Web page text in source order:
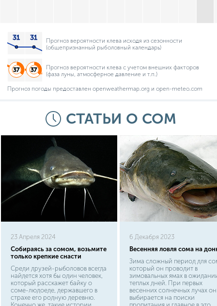
Прогноз вероятности клева исходя из сезонности
(общепризнанный рыболовный календарь)
Прогноз вероятности клева с учетом внешних факторов
(фаза луны, атмосферное давление и т.п.)
Прогноз погоды предоставлен openweathermap.org и open-meteo.com
СТАТЬИ О СОМ
23 Апреля 2024
Собираясь за сомом, возьмите
только крепкие снасти
Среди друзей-рыболовов всегда
найдется хотя бы один человек,
который расскажет байку о
соме-людоеде, державшего в
страхе его родную деревню.
6 Декабря 2023
Весенняя ловля сома на
Зима сложный период для
который он проводит в
зимовальных ямах в
теплых дней. При первых
весенних солнечных лучах он
выбирается на поиски